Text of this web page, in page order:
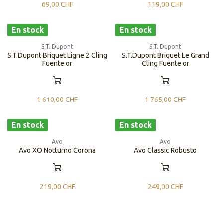
69,00 CHF 119,00 CHF
En stock
S.T. Dupont
S.T.Dupont Briquet Ligne 2 Cling
Fuente or
1 610,00 CHF
En stock
S.T. Dupont
S.T.Dupont Briquet Le Grand
Cling Fuente or
1 765,00 CHF
En stock
Avo
Avo XO Notturno Corona
219,00 CHF
En stock
Avo
Avo Classic Robusto
249,00 CHF